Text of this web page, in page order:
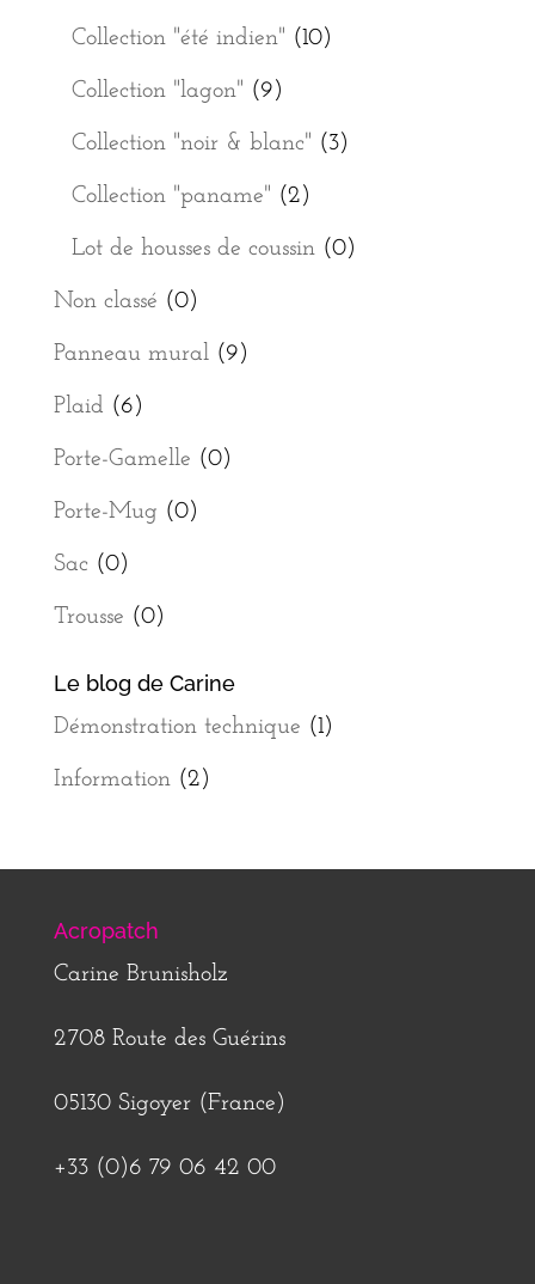
Collection "été indien" (10)
Collection "lagon" (9)
Collection "noir & blanc" (3)
Collection "paname" (2)
Lot de housses de coussin (0)
Non classé (0)
Panneau mural (9)
Plaid (6)
Porte-Gamelle (0)
Porte-Mug (0)
Sac (0)
Trousse (0)
Le blog de Carine
Démonstration technique (1)
Information(2)
Acropatch
Carine Brunisholz
2708 Route des Guérins
05130 Sigoyer (France)
+33 (0)6 79 06 42 00